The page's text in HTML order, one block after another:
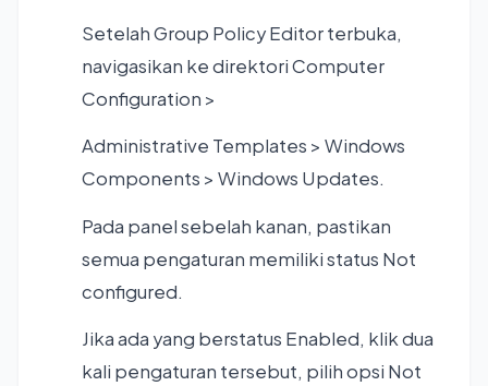
Setelah Group Policy Editor terbuka,
navigasikan ke direktori Computer
Configuration >
Administrative Templates > Windows
Components > Windows Updates.
Pada panel sebelah kanan, pastikan
semua pengaturan memiliki status Not
configured.
Jika ada yang berstatus Enabled, klik dua
kali pengaturan tersebut, pilih opsi Not